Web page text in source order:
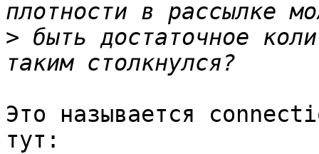
> быть достаточное
Это называется
тут: